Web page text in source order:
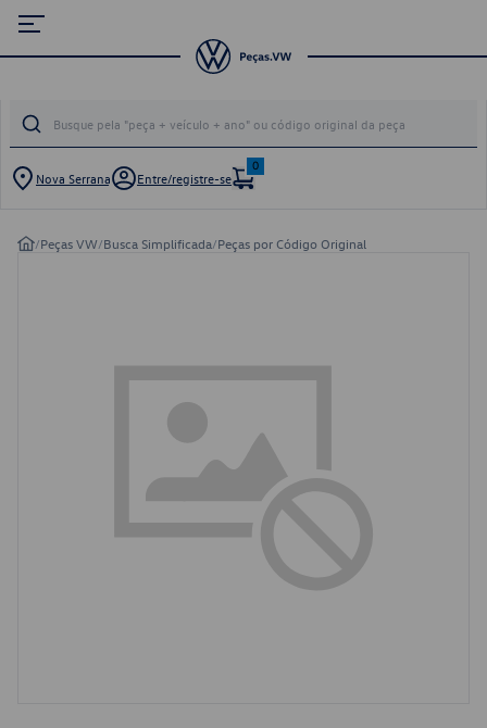
Nova Serrana Entre/registre-se
0
/Peças VW/Busca Simplificada/Peças por Código Original